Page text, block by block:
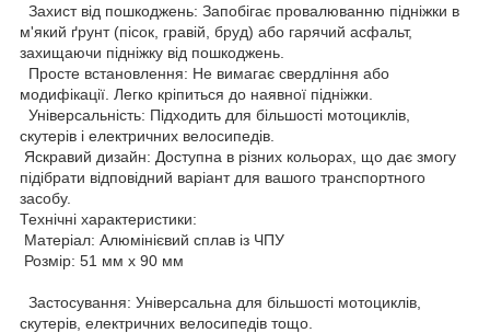
Захист від пошкоджень: Запобігає провалюванню підніжки в
м'який ґрунт (пісок, гравій, бруд) або гарячий асфальт,
захищаючи підніжку від пошкоджень.
Просте встановлення: Не вимагає свердління або
модифікації. Легко кріпиться до наявної підніжки.
Універсальність: Підходить для більшості мотоциклів,
скутерів і електричних велосипедів.
Яскравий дизайн: Доступна в різних кольорах, що дає змогу
підібрати відповідний варіант для вашого транспортного
засобу.
Технічні характеристики:
Матеріал: Алюмінієвий сплав із ЧПУ
Розмір: 51 мм x 90 мм
Застосування: Універсальна для більшості мотоциклів,
скутерів, електричних велосипедів тощо.